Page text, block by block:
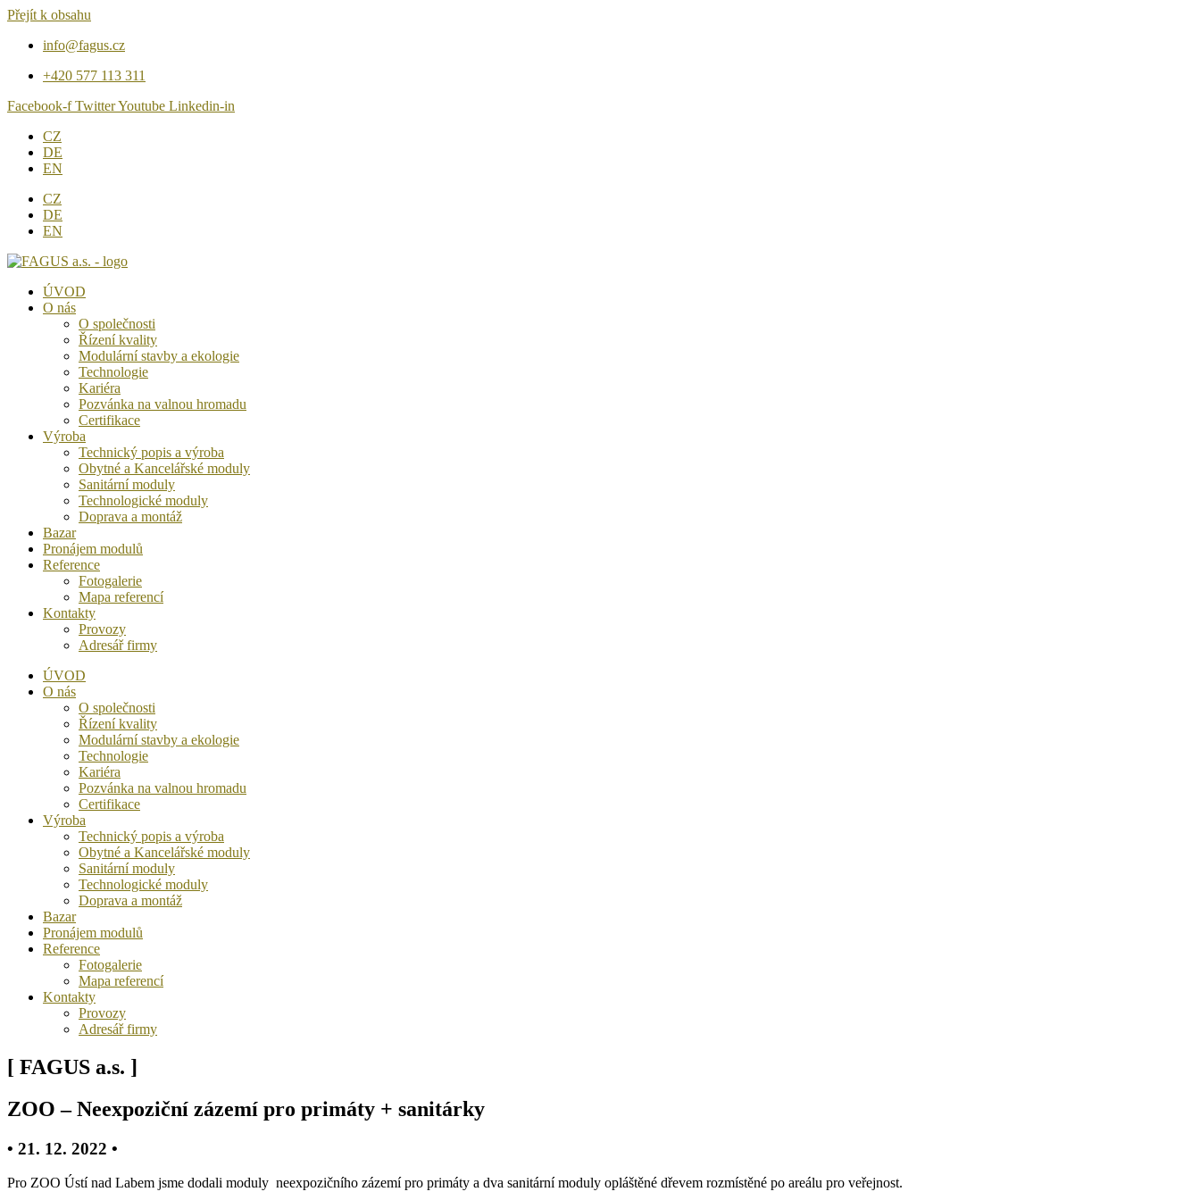
Přejít k obsahu
info@fagus.cz
+420 577 113 311
Facebook-f TwitterYoutube Linkedin-in
CZ
DE
EN
CZ
DE
EN
ÚVOD
O nás
O společnosti
Řízení kvality
Modulární stavby a ekologie
Technologie
Kariéra
Pozvánka na valnou hromadu
Certifikace
Výroba
Technický popis a výroba
Obytné a Kancelářské moduly
Sanitární moduly
Technologické moduly
Doprava a montáž
Bazar
Pronájem modulů
Reference
Fotogalerie
Mapa referencí
Kontakty
Provozy
Adresář firmy
ÚVOD
O nás
O společnosti
Řízení kvality
Modulární stavby a ekologie
Technologie
Kariéra
Pozvánka na valnou hromadu
Certifikace
Výroba
Technický popis a výroba
Obytné a Kancelářské moduly
Sanitární moduly
Technologické moduly
Doprava a montáž
Bazar
Pronájem modulů
Reference
Fotogalerie
Mapa referencí
Kontakty
Provozy
Adresář firmy
[ FAGUS a.s. ]
ZOO – Neexpoziční zázemí pro primáty + sanitárky
• 21. 12. 2022 •
Pro ZOO Ústí nad Labem jsme dodali moduly neexpozičního zázemí pro primáty a dva sanitární moduly opláštěné dřevem rozmístěné po areálu pro veřejnost.